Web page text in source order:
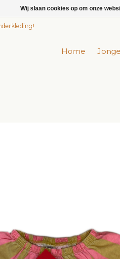
Home
Wij slaan cookies op om onze